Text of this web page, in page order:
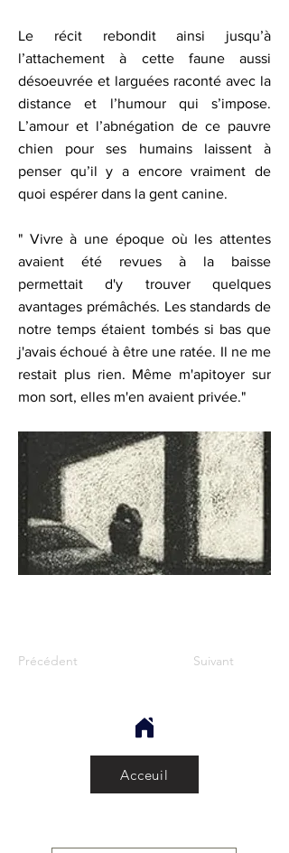
Le récit rebondit ainsi jusqu’à
l’attachement à cette faune aussi
désoeuvrée et larguées raconté avec la
distance et l’humour qui s’impose.
L’amour et l’abnégation de ce pauvre
chien pour ses humains laissent à
penser qu’il y a encore vraiment de
quoi espérer dans la gent canine.
" Vivre à une époque où les attentes
avaient été revues à la baisse
permettait d'y trouver quelques
avantages prémâchés. Les standards de
notre temps étaient tombés si bas que
j'avais échoué à être une ratée. Il ne me
restait plus rien. Même m'apitoyer sur
mon sort, elles m'en avaient privée."
Précédent Suivant
Acceuil